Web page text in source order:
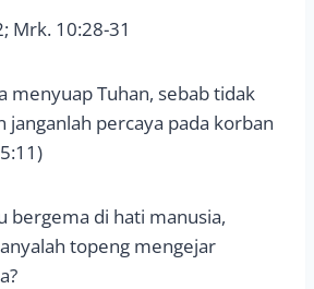
Mrk. 10:28-31
menyuap Tuhan, sebab tidak
janganlah percaya pada korban
bergema di hati manusia,
topeng mengejar